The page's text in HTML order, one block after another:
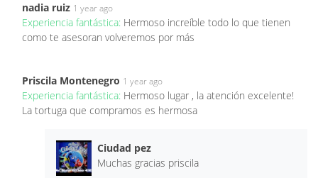
nadia ruiz 1 year ago
Experiencia fantástica: Hermoso increíble todo lo que tienen
como te asesoran volveremos por más
Priscila Montenegro 1 year ago
Experiencia fantástica: Hermoso lugar , la atención excelente!
La tortuga que compramos es hermosa
Ciudad pez
Muchas gracias priscila